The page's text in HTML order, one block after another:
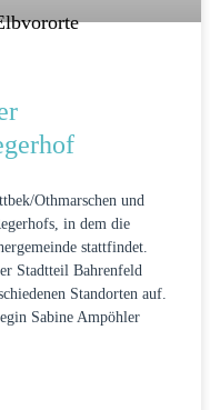
Othmarschen und
in dem die
stattfindet.
Stadtteil Bahrenfeld
Standorten auf.
Sabine Ampöhler